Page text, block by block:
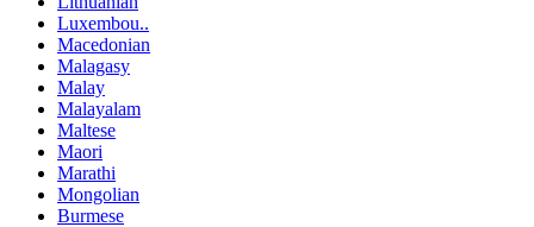
Luxembou..
Macedonian
Malagasy
Malay
Malayalam
Maltese
Maori
Marathi
Mongolian
Burmese